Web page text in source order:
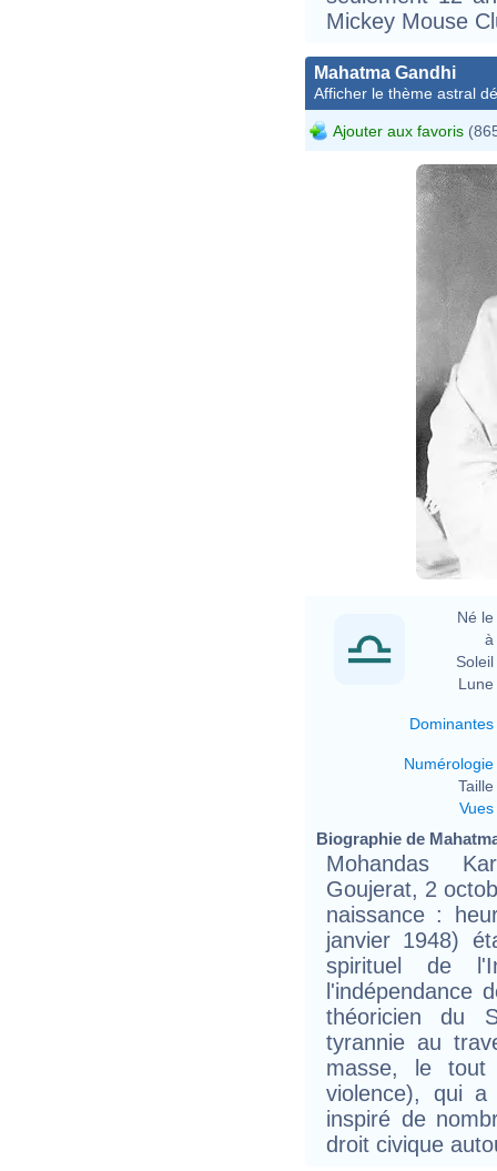
Mickey Mouse
Mahatma Gandhi
Afficher le thème astral
Ajouter aux favoris
Né le
à
Soleil
Lune
Dominantes
Numérologie
Taille
Vues
Biographie de
Mohandas
Goujerat, 2
naissance :
janvier 1948)
spirituel de
l'indépendance
théoricien du
tyrannie au
masse, le tout
violence), qui a
inspiré de
droit civique